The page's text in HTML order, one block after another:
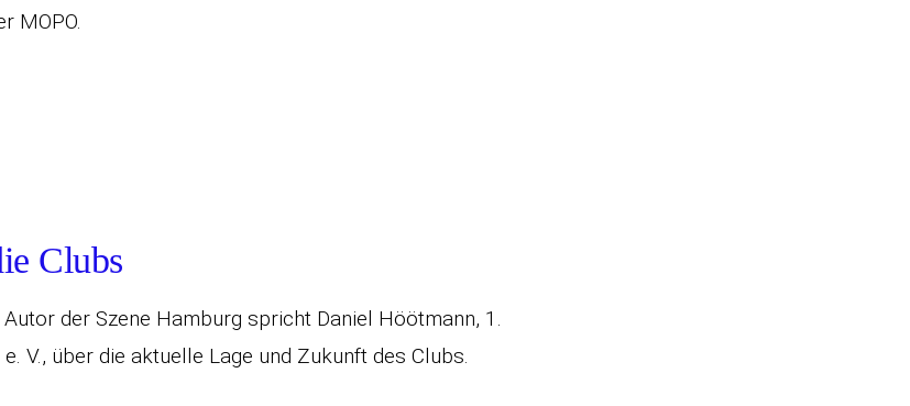
MOPO.
Clubs
der Szene Hamburg spricht Daniel Höötmann, 1.
V., über die aktuelle Lage und Zukunft des Clubs.